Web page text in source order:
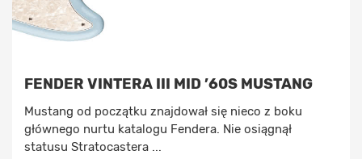
FENDER VINTERA III MID ’60S MUSTANG
Mustang od początku znajdował się nieco z boku
głównego nurtu katalogu Fendera. Nie osiągnął
statusu Stratocastera ...